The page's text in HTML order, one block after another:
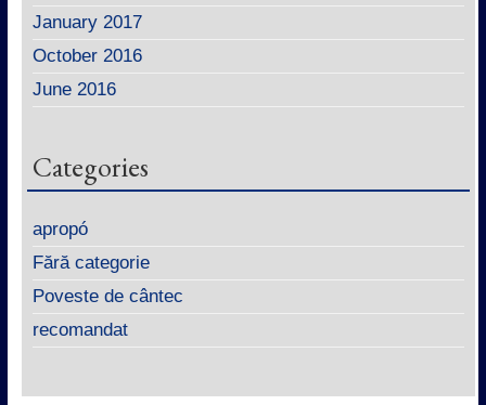
January 2017
October 2016
June 2016
Categories
apropó
Fără categorie
Poveste de cântec
recomandat